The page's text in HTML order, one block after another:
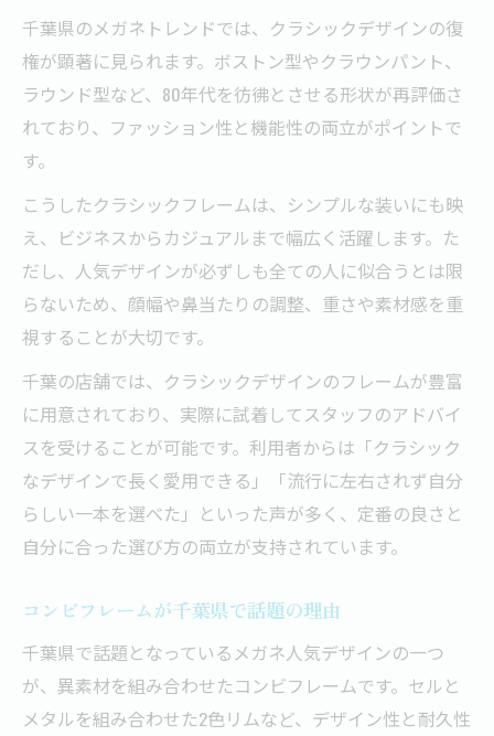
千葉県のメガネトレンドでは、クラシックデザインの復
権が顕著に見られます。ボストン型やクラウンパント、
ラウンド型など、80年代を彷彿とさせる形状が再評価さ
れており、ファッション性と機能性の両立がポイントで
す。
こうしたクラシックフレームは、シンプルな装いにも映
え、ビジネスからカジュアルまで幅広く活躍します。た
だし、人気デザインが必ずしも全ての人に似合うとは限
らないため、顔幅や鼻当たりの調整、重さや素材感を重
視することが大切です。
千葉の店舗では、クラシックデザインのフレームが豊富
に用意されており、実際に試着してスタッフのアドバイ
スを受けることが可能です。利用者からは「クラシック
なデザインで長く愛用できる」「流行に左右されず自分
らしい一本を選べた」といった声が多く、定番の良さと
自分に合った選び方の両立が支持されています。
コンビフレームが千葉県で話題の理由
千葉県で話題となっているメガネ人気デザインの一つ
が、異素材を組み合わせたコンビフレームです。セルと
メタルを組み合わせた2色リムなど、デザイン性と耐久性